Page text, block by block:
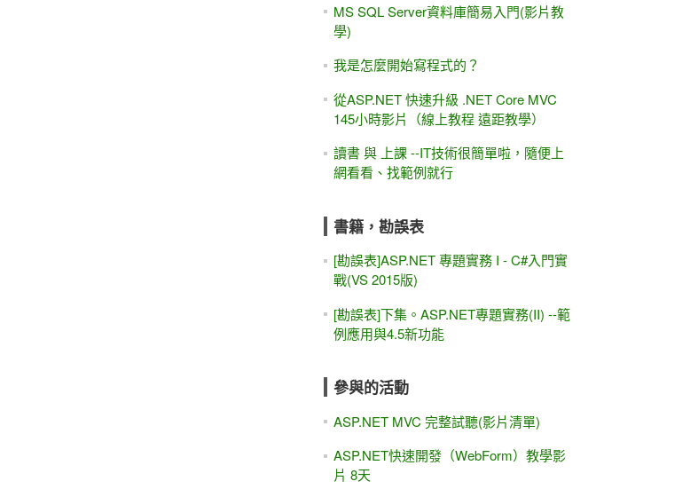
MS SQL Server資料庫簡易入門(影片教
學)
我是怎麼開始寫程式的？
從ASP.NET 快速升級 .NET Core MVC
145小時影片（線上教程 遠距教學）
讀書 與 上課 --IT技術很簡單啦，隨便上
網看看、找範例就行
書籍，勘誤表
[勘誤表]ASP.NET 專題實務 I - C#入門實
戰(VS 2015版)
[勘誤表]下集。ASP.NET專題實務(II) --範
例應用與4.5新功能
參與的活動
ASP.NET MVC 完整試聽(影片清單)
ASP.NET快速開發（WebForm）教學影
片 8天